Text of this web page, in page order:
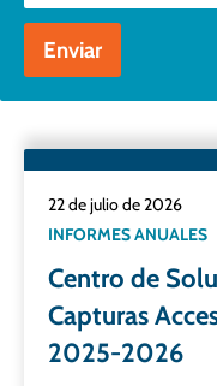
Enviar
22 de julio de 2026
INFORMES ANUALES
Centro de
Capturas
2025-2026